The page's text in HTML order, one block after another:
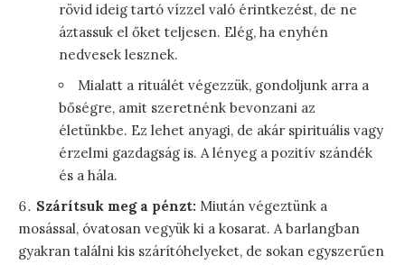
rövid ideig tartó vízzel való érintkezést, de ne
áztassuk el őket teljesen. Elég, ha enyhén
nedvesek lesznek.
Mialatt a rituálét végezzük, gondoljunk arra a
bőségre, amit szeretnénk bevonzani az
életünkbe. Ez lehet anyagi, de akár spirituális vagy
érzelmi gazdagság is. A lényeg a pozitív szándék
és a hála.
Szárítsuk meg a pénzt: Miután végeztünk a
mosással, óvatosan vegyük ki a kosarat. A barlangban
gyakran találni kis szárítóhelyeket, de sokan egyszerűen